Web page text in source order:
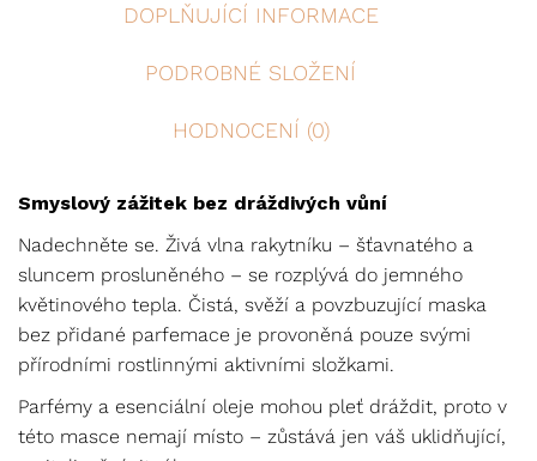
DOPLŇUJÍCÍ INFORMACE
PODROBNÉ SLOŽENÍ
HODNOCENÍ (0)
Smyslový zážitek bez dráždivých vůní
Nadechněte se. Živá vlna rakytníku – šťavnatého a
sluncem prosluněného – se rozplývá do jemného
květinového tepla. Čistá, svěží a povzbuzující maska
bez přidané parfemace je provoněná pouze svými
přírodními rostlinnými aktivními složkami.
Parfémy a esenciální oleje mohou pleť dráždit, proto v
této masce nemají místo – zůstává jen váš uklidňující,